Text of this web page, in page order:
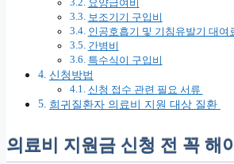
요양급여비
보조기기 구입비
인공호흡기 및 기침유발기 대여
간병비
특수식이 구입비
신청방법
신청 접수 관련 필요 서류
희귀질환자 의료비 지원 대상 질환
의료비 지원금 신청 전 꼭 해